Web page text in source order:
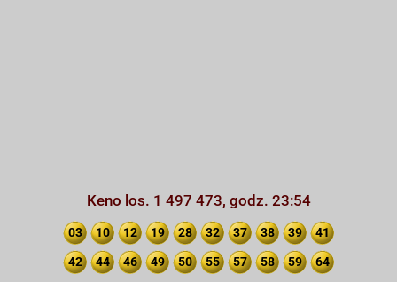
Keno los. 1 497 473, godz. 23:54
03 10 12 19 28 32 37 38 39 41
42 44 46 49 50 55 57 58 59 64